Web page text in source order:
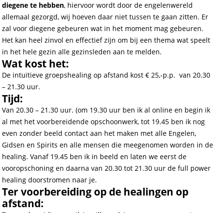
diegene te hebben, hiervoor wordt door de engelenwereld
allemaal gezorgd, wij hoeven daar niet tussen te gaan zitten. Er
zal voor diegene gebeuren wat in het moment mag gebeuren.
Het kan heel zinvol en effectief zijn om bij een thema wat speelt
in het hele gezin alle gezinsleden aan te melden.
Wat kost het:
De intuïtieve groepshealing op afstand kost € 25,-p.p. van 20.30
– 21.30 uur.
Tijd:
Van 20.30 – 21.30 uur. (om 19.30 uur ben ik al online en begin ik
al met het voorbereidende opschoonwerk, tot 19.45 ben ik nog
even zonder beeld contact aan het maken met alle Engelen,
Gidsen en Spirits en alle mensen die meegenomen worden in de
healing. Vanaf 19.45 ben ik in beeld en laten we eerst de
vooropschoning en daarna van 20.30 tot 21.30 uur de full power
healing doorstromen naar je.
Ter voorbereiding op de healingen op
afstand: